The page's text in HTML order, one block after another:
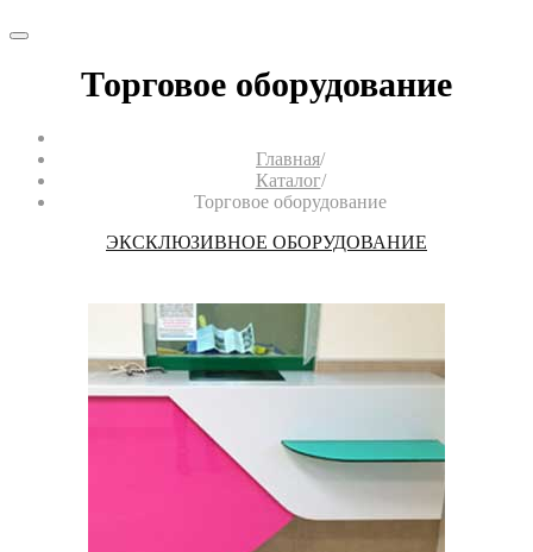
Торговое оборудование
Главная/
Каталог/
Торговое оборудование
ЭКСКЛЮЗИВНОЕ ОБОРУДОВАНИЕ